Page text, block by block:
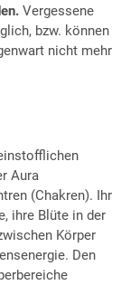
Vergessene
bzw. können
nicht mehr
Aura
(Chakren). Ihr
ihre Blüte in der
Körper
Den